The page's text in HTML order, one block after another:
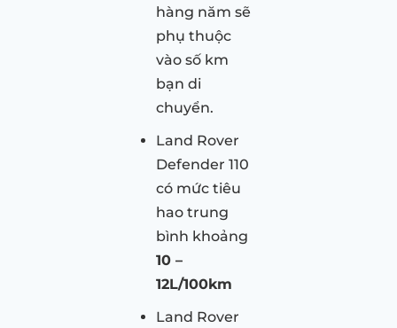
hàng năm sẽ
phụ thuộc
vào số km
bạn di
chuyển.
Land Rover
Defender 110
có mức tiêu
hao trung
bình khoảng
10 –
12L/100km
Land Rover